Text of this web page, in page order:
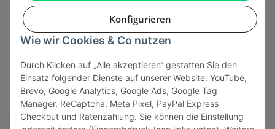
Konfigurieren
Wie wir Cookies & Co nutzen
Durch Klicken auf „Alle akzeptieren“ gestatten Sie den
Einsatz folgender Dienste auf unserer Website: YouTube,
Brevo, Google Analytics, Google Ads, Google Tag
Manager, ReCaptcha, Meta Pixel, PayPal Express
Checkout und Ratenzahlung. Sie können die Einstellung
Sicher bezahlen via: